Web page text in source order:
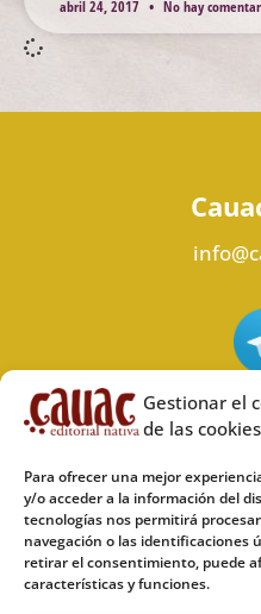
Gestionar el
de las cookies
Para ofrecer una mejor
y/o acceder a la información del
tecnologías nos permitirá
navegación o las identificaciones
retirar el consentimiento, puede
características y funciones.
abril 24, 2017 No hay
Síguenos